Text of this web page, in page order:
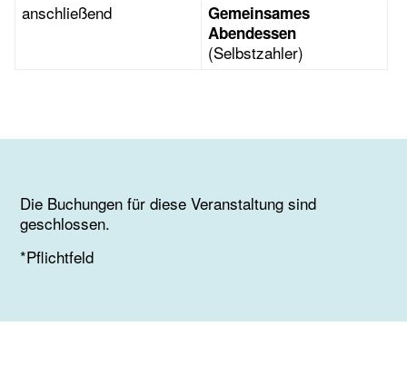
anschließend
Gemeinsames
Abendessen
(Selbstzahler)
Die Buchungen für diese Veranstaltung sind
geschlossen.
*Pflichtfeld